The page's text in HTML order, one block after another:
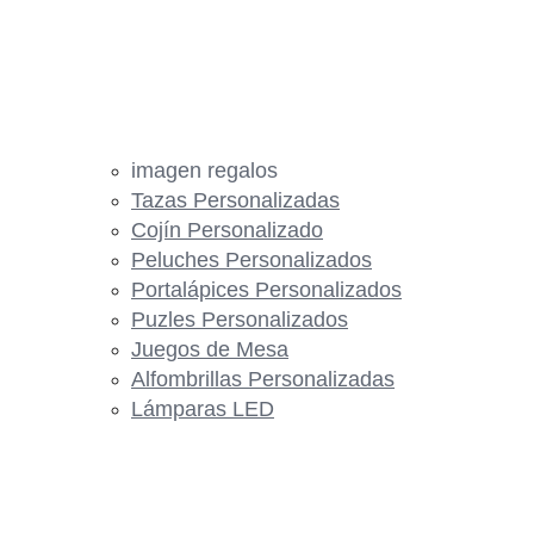
imagen regalos
Tazas Personalizadas
Cojín Personalizado
Peluches Personalizados
Portalápices Personalizados
Puzles Personalizados
Juegos de Mesa
Alfombrillas Personalizadas
Lámparas LED